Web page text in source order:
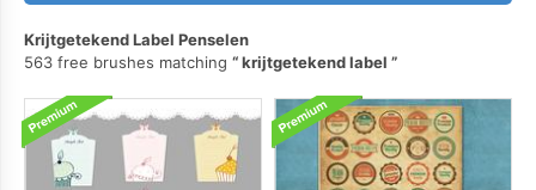
Krijtgetekend Label Penselen
563 free brushes matching
krijtgetekend label